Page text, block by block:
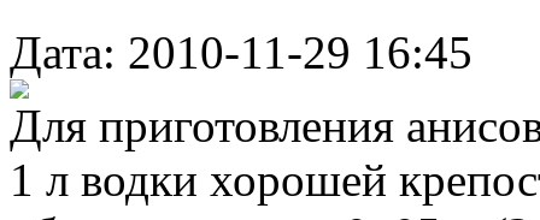
Дата: 2010-11-29 16:45
Для приготовления
1 л водки хорошей